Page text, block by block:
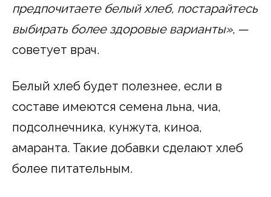
предпочитаете белый хлеб, постарайтесь
выбирать более здоровые варианты», —
советует врач.
Белый хлеб будет полезнее, если в
составе имеются семена льна, чиа,
подсолнечника, кунжута, киноа,
амаранта. Такие добавки сделают хлеб
более питательным.